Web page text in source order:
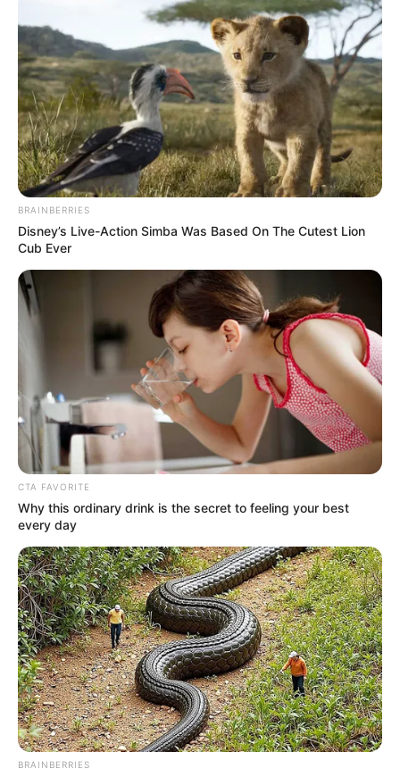
BRAINBERRIES
Disney’s Live-Action Simba Was Based On The Cutest Lion
Cub Ever
CTA FAVORITE
Why this ordinary drink is the secret to feeling your best
every day
BRAINBERRIES